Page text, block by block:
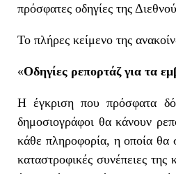
πρόσφατες οδηγίες της
Το πλήρες κείμενο της
«Οδηγίες ρεπορτάζ για τα
Η έγκριση που πρόσφατα
δημοσιογράφοι θα κάνουν
κάθε πληροφορία, η οποία θα
καταστροφικές συνέπειες